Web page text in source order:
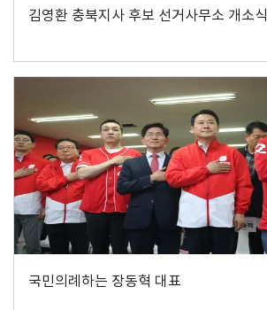
김영환 충북지사 후보 선거사무소 개소식
국민의례하는 장동혁 대표